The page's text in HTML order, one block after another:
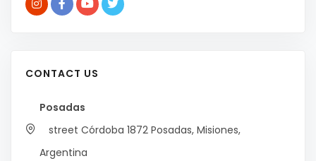
CONTACT US
Posadas
street Córdoba 1872 Posadas, Misiones,
Argentina